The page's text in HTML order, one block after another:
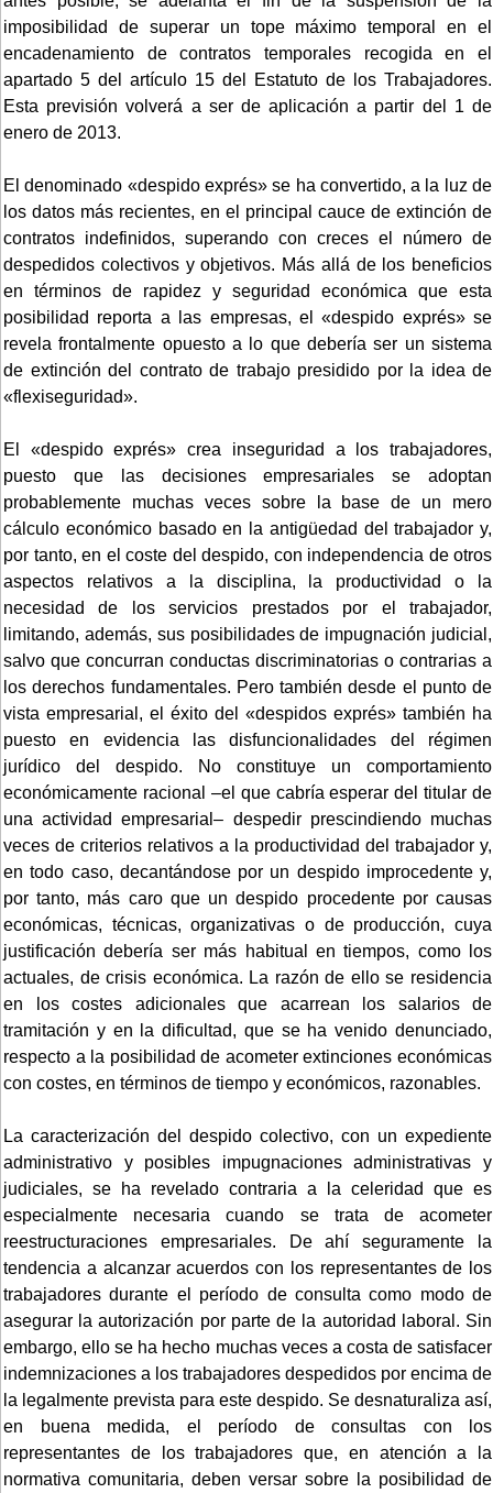
imposibilidad de superar un tope máximo temporal en el
encadenamiento de contratos temporales recogida en el
apartado 5 del artículo 15 del Estatuto de los Trabajadores.
Esta previsión volverá a ser de aplicación a partir del 1 de
enero de 2013.
El denominado «despido exprés» se ha convertido, a la luz de
los datos más recientes, en el principal cauce de extinción de
contratos indefinidos, superando con creces el número de
despedidos colectivos y objetivos. Más allá de los beneficios
en términos de rapidez y seguridad económica que esta
posibilidad reporta a las empresas, el «despido exprés» se
revela frontalmente opuesto a lo que debería ser un sistema
de extinción del contrato de trabajo presidido por la idea de
«flexiseguridad».
El «despido exprés» crea inseguridad a los trabajadores,
puesto que las decisiones empresariales se adoptan
probablemente muchas veces sobre la base de un mero
cálculo económico basado en la antigüedad del trabajador y,
por tanto, en el coste del despido, con independencia de otros
aspectos relativos a la disciplina, la productividad o la
necesidad de los servicios prestados por el trabajador,
limitando, además, sus posibilidades de impugnación judicial,
salvo que concurran conductas discriminatorias o contrarias a
los derechos fundamentales. Pero también desde el punto de
vista empresarial, el éxito del «despidos exprés» también ha
puesto en evidencia las disfuncionalidades del régimen
jurídico del despido. No constituye un comportamiento
económicamente racional –el que cabría esperar del titular de
una actividad empresarial– despedir prescindiendo muchas
veces de criterios relativos a la productividad del trabajador y,
en todo caso, decantándose por un despido improcedente y,
por tanto, más caro que un despido procedente por causas
económicas, técnicas, organizativas o de producción, cuya
justificación debería ser más habitual en tiempos, como los
actuales, de crisis económica. La razón de ello se residencia
en los costes adicionales que acarrean los salarios de
tramitación y en la dificultad, que se ha venido denunciado,
respecto a la posibilidad de acometer extinciones económicas
con costes, en términos de tiempo y económicos, razonables.
La caracterización del despido colectivo, con un expediente
administrativo y posibles impugnaciones administrativas y
judiciales, se ha revelado contraria a la celeridad que es
especialmente necesaria cuando se trata de acometer
reestructuraciones empresariales. De ahí seguramente la
tendencia a alcanzar acuerdos con los representantes de los
trabajadores durante el período de consulta como modo de
asegurar la autorización por parte de la autoridad laboral. Sin
embargo, ello se ha hecho muchas veces a costa de satisfacer
indemnizaciones a los trabajadores despedidos por encima de
la legalmente prevista para este despido. Se desnaturaliza así,
en buena medida, el período de consultas con los
representantes de los trabajadores que, en atención a la
normativa comunitaria, deben versar sobre la posibilidad de